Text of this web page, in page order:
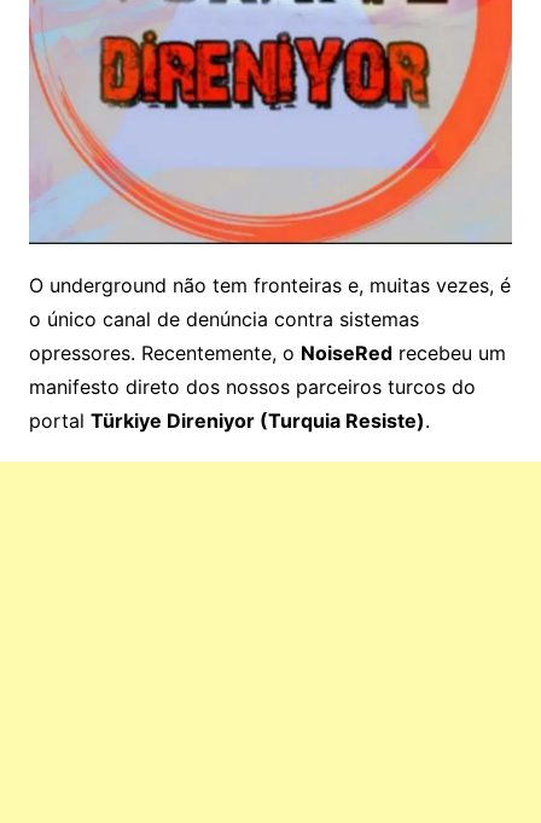
O underground não tem fronteiras e, muitas vezes, é
o único canal de denúncia contra sistemas
opressores. Recentemente, o NoiseRedrecebeu um
manifesto direto dos nossos parceiros turcos do
portal Türkiye Direniyor (Turquia Resiste).